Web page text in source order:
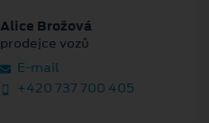
Alice Brožová
prodejce vozů
E‑mail
+420 737 700 405